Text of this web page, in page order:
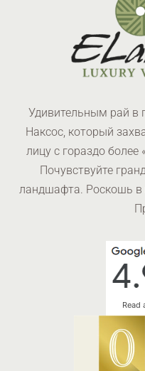
Удивительным рай в
Наксос, который
лицу с гораздо
Почувствуйте
ландшафта. Роскошь в
Read